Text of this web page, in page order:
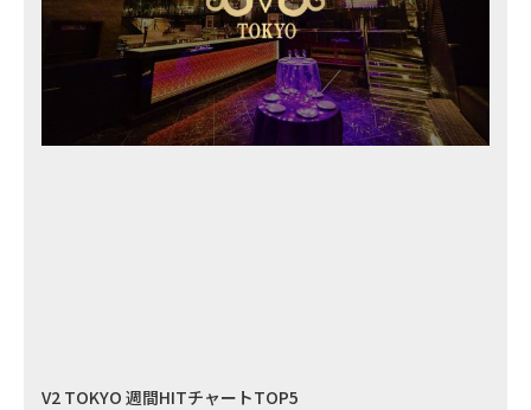
V2 TOKYO 週間HITチャートTOP5